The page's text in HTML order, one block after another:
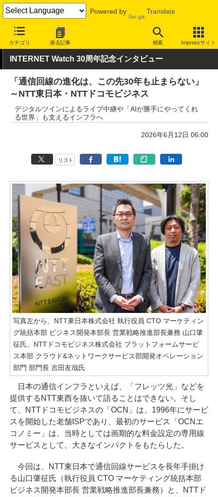
Powered by Translate
カテゴリ 過去記事 検索 Impressサイト
INTERNET Watch トピック 企業
INTERNET Watch 30周年記念インタビュー
「通信回線の進化は、この先30年も止まらない」
～NTT東日本・NTTドコモビジネス
デジタルツインによるライブ中継や「AIが勝手にやってくれ
る世界」も支えるインフラへ
2026年6月12日 06:00
リスト
写真左から、NTT東日本株式会社 執行役員 CTO マーケティン
グ統括本部 ビジネス開発本部長 営業戦略推進部長兼務 山口肇
征氏、NTTドコモビジネス株式会社 プラットフォームサービ
ス本部 クラウド&ネットワークサービス部開発オペレーション
部門 部門長 吉田友哉氏
日本の通信インフラといえば、「フレッツ光」などを
提供するNTT東西を抜いて語ることはできない。そし
て、NTTドコモビジネスの「OCN」は、1996年にサービ
スを開始した老舗ISPであり、最初のサービス「OCNエ
コノミー」は、当時としては画期的な料金設定の専用線
サービスとして、大きなインパクトをもたらした。
今回は、NTT東日本で通信回線サービスを長年手掛け
る山口肇征氏（執行役員 CTO マーケティング統括本部
ビジネス開発本部長 営業戦略推進部長兼務）と、NTTド